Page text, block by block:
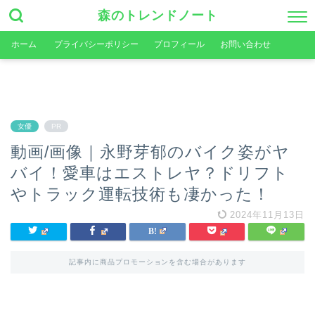
森のトレンドノート
ホーム プライバシーポリシー プロフィール お問い合わせ
女優 PR
動画/画像｜永野芽郁のバイク姿がヤ
バイ！愛車はエストレヤ？ドリフト
やトラック運転技術も凄かった！
2024年11月13日
記事内に商品プロモーションを含む場合があります